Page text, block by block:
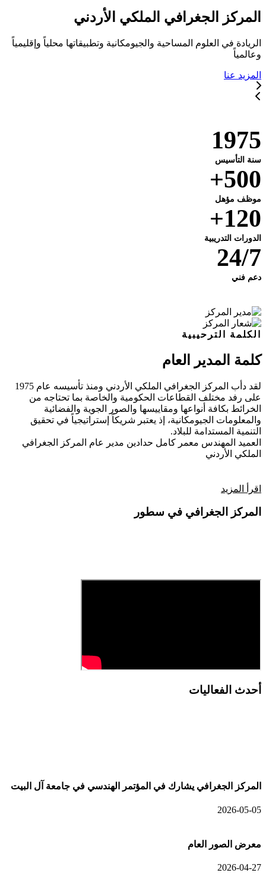
المركز الجغرافي الملكي الأردني
الريادة في العلوم المساحية والجيومكانية وتطبيقاتها محلياً وإقليمياً
وعالمياً
المزيد عنا
1975
سنة التأسيس
500+
موظف مؤهل
120+
الدورات التدريبية
24/7
دعم فني
الكلمة الترحيبية
كلمة المدير العام
لقد دأب المركز الجغرافي الملكي الأردني ومنذ تأسيسه عام 1975
على رفد مختلف القطاعات الحكومية والخاصة بما تحتاجه من
الخرائط بكافة أنواعها ومقاييسها والصور الجوية والفضائية
والمعلومات الجيومكانية، إذ يعتبر شريكاً إستراتيجياً في تحقيق
التنمية المستدامة للبلاد.
العميد المهندس معمر كامل حدادين مدير عام المركز الجغرافي
الملكي الأردني
اقرأ المزيد
المركز الجغرافي في سطور
أحدث الفعاليات
المركز الجغرافي يشارك في المؤتمر الهندسي في جامعة آل البيت
2026-05-05
معرض الصور العام
2026-04-27